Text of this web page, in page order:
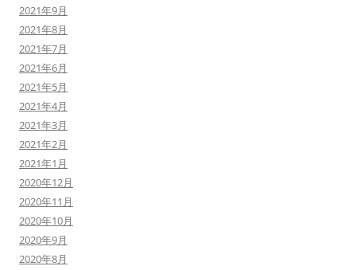
2021年9月
2021年8月
2021年7月
2021年6月
2021年5月
2021年4月
2021年3月
2021年2月
2021年1月
2020年12月
2020年11月
2020年10月
2020年9月
2020年8月